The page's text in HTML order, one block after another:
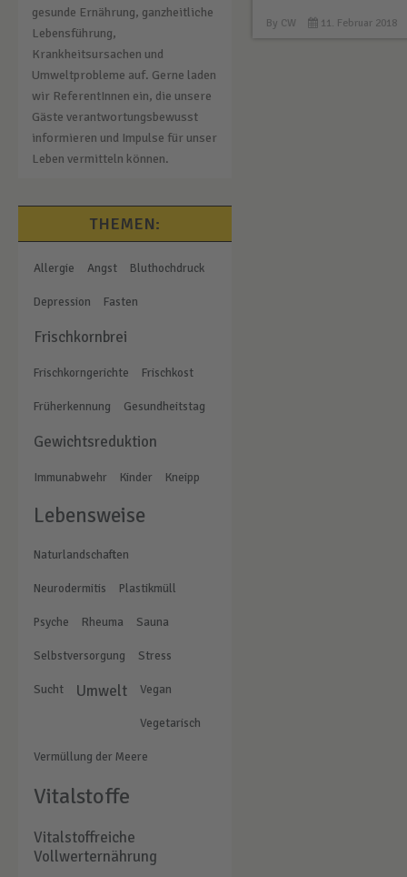
By CW 11. Februar 2018
gesunde Ernährung, ganzheitliche
Lebensführung,
Krankheitsursachen und
Umweltprobleme auf. Gerne laden
wir ReferentInnen ein, die unsere
Gäste verantwortungsbewusst
informieren und Impulse für unser
Leben vermitteln können.
THEMEN:
Allergie Angst Bluthochdruck
Depression Fasten
Frischkornbrei
Frischkorngerichte Frischkost
Früherkennung Gesundheitstag
Gewichtsreduktion
Immunabwehr Kinder Kneipp
Lebensweise
Naturlandschaften
Neurodermitis Plastikmüll
Psyche Rheuma Sauna
Selbstversorgung Stress
Sucht Umwelt Vegan
Vegetarisch
Vermüllung der Meere
Vitalstoffe
Vitalstoffreiche
Vollwerternährung